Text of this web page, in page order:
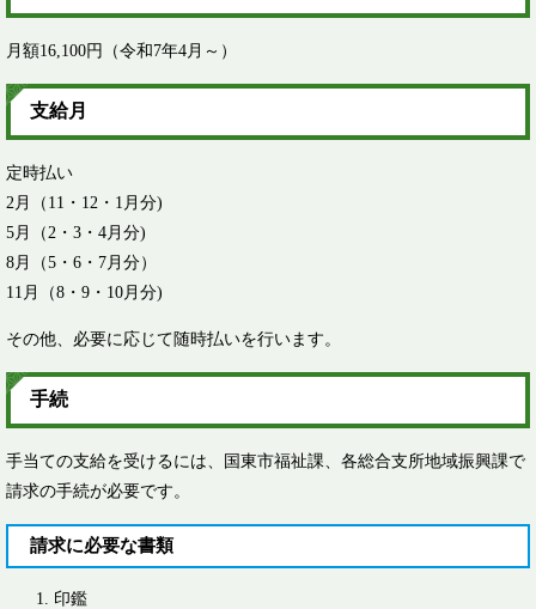
月額16,100円（令和7年4月～）
支給月
定時払い
2月（11・12・1月分)
5月（2・3・4月分)
8月（5・6・7月分）
11月（8・9・10月分)
その他、必要に応じて随時払いを行います。
手続
手当ての支給を受けるには、国東市福祉課、各総合支所地域振興課で
請求の手続が必要です。
請求に必要な書類
印鑑